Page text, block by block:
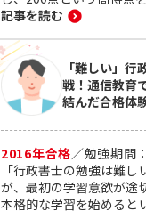
記事を読む
「難しい」
戦！通信教育
結んだ合格体
2016年合格／勉強期間：
「行政書士の勉強は難
が、最初の学習意欲が途
本格的な学習を始めると